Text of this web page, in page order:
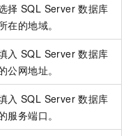
择 SQL Server 数据库
在的地域。
入 SQL Server 数据库
公网地址。
入 SQL Server 数据库
服务端口。